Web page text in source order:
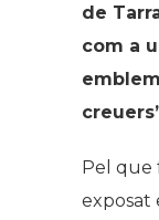
de
com a
Pel que
exposat